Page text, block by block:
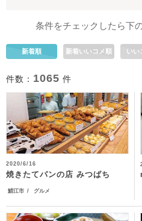
条件をチェックしたら下
新着順 新着いいコメ順 いい
件数： 1065 件
2020/6/16
焼きたてパンの店 みつばち
鯖江市 グルメ